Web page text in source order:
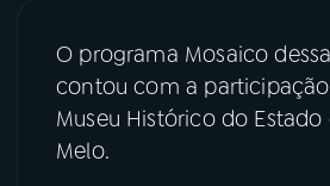
04PROGRAMAS
O programa Mosaico
contou com a
Museu Histórico do Estado
Melo.